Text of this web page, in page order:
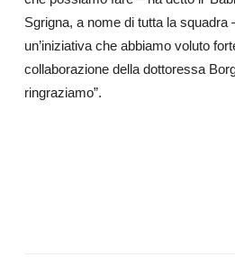
Sgrigna, a nome di tutta la squadra
un’iniziativa che abbiamo voluto
collaborazione della dottoressa
ringraziamo”.